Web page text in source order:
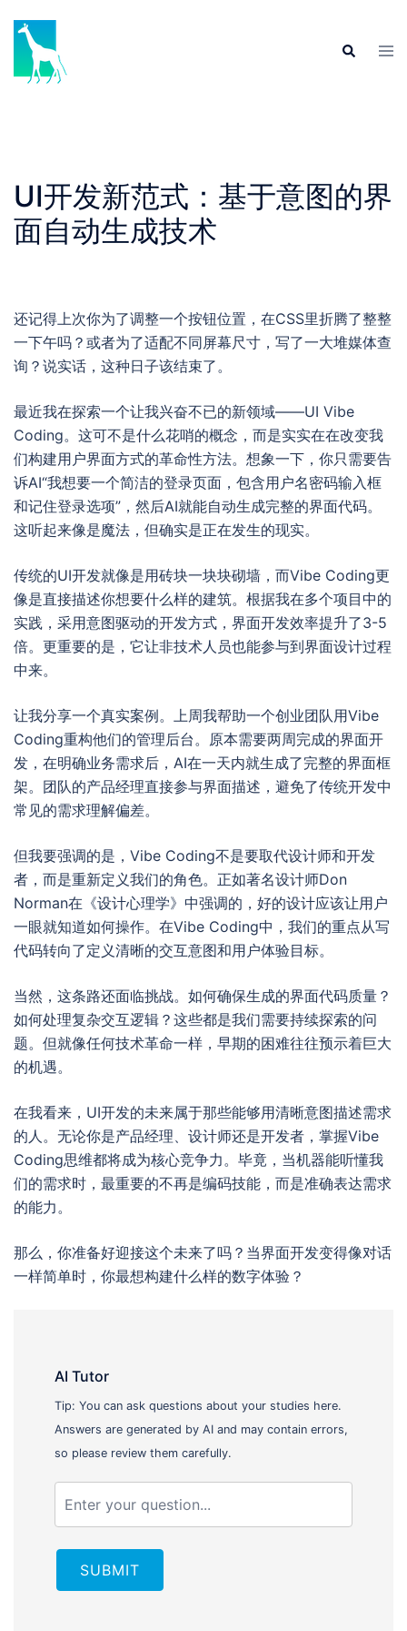
content
Search
UI开发新范式：基于意图的界
面自动生成技术
还记得上次你为了调整一个按钮位置，在CSS里折腾了整整
一下午吗？或者为了适配不同屏幕尺寸，写了一大堆媒体查
询？说实话，这种日子该结束了。
最近我在探索一个让我兴奋不已的新领域——UI Vibe
Coding。这可不是什么花哨的概念，而是实实在在改变我
们构建用户界面方式的革命性方法。想象一下，你只需要告
诉AI“我想要一个简洁的登录页面，包含用户名密码输入框
和记住登录选项”，然后AI就能自动生成完整的界面代码。
这听起来像是魔法，但确实是正在发生的现实。
传统的UI开发就像是用砖块一块块砌墙，而Vibe Coding更
像是直接描述你想要什么样的建筑。根据我在多个项目中的
实践，采用意图驱动的开发方式，界面开发效率提升了3-5
倍。更重要的是，它让非技术人员也能参与到界面设计过程
中来。
让我分享一个真实案例。上周我帮助一个创业团队用Vibe
Coding重构他们的管理后台。原本需要两周完成的界面开
发，在明确业务需求后，AI在一天内就生成了完整的界面框
架。团队的产品经理直接参与界面描述，避免了传统开发中
常见的需求理解偏差。
但我要强调的是，Vibe Coding不是要取代设计师和开发
者，而是重新定义我们的角色。正如著名设计师Don
Norman在《设计心理学》中强调的，好的设计应该让用户
一眼就知道如何操作。在Vibe Coding中，我们的重点从写
代码转向了定义清晰的交互意图和用户体验目标。
当然，这条路还面临挑战。如何确保生成的界面代码质量？
如何处理复杂交互逻辑？这些都是我们需要持续探索的问
题。但就像任何技术革命一样，早期的困难往往预示着巨大
的机遇。
在我看来，UI开发的未来属于那些能够用清晰意图描述需求
的人。无论你是产品经理、设计师还是开发者，掌握Vibe
Coding思维都将成为核心竞争力。毕竟，当机器能听懂我
们的需求时，最重要的不再是编码技能，而是准确表达需求
的能力。
那么，你准备好迎接这个未来了吗？当界面开发变得像对话
一样简单时，你最想构建什么样的数字体验？
AI Tutor
Tip: You can ask questions about your studies here.
Answers are generated by AI and may contain errors,
so please review them carefully.
SUBMIT